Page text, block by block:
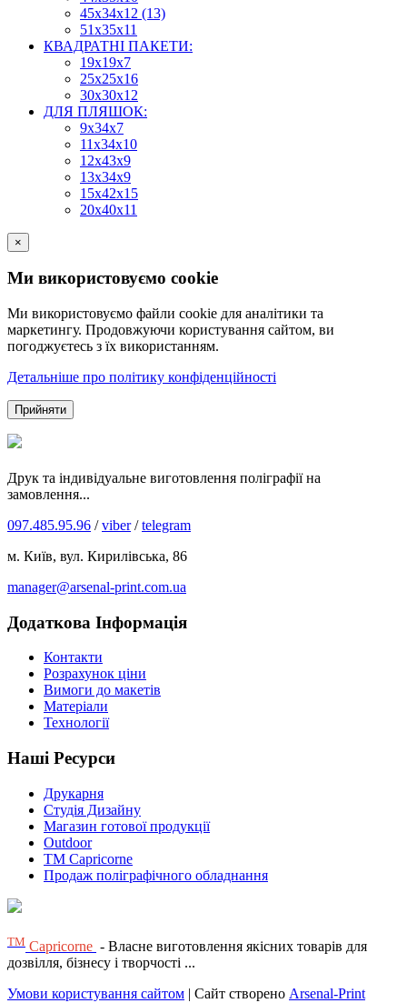
45х34х12 (13)
51х35х11
КВАДРАТНІ ПАКЕТИ:
19х19х7
25х25х16
30х30х12
ДЛЯ ПЛЯШОК:
9х34х7
11х34х10
12х43х9
13х34х9
15х42х15
20х40х11
×
Ми використовуємо cookie
Ми використовуємо файли cookie для аналітики та
маркетингу. Продовжуючи користування сайтом, ви
погоджуєтесь з їх використанням.
Детальніше про політику конфіденційності
Прийняти
Друк та індивідуальне виготовлення поліграфії на
замовлення...
097.485.95.96 /viber/telegram
м. Київ, вул. Кирилівська, 86
manager@arsenal-print.com.ua
Додаткова Інформація
Контакти
Розрахунок ціни
Вимоги до макетів
Матеріали
Технології
Наші Ресурси
Друкарня
Студія Дизайну
Магазин готової продукції
Outdoor
TM Capricorne
Продаж поліграфічного обладнання
ТМ Capricorne - Власне виготовлення якісних товарів для
дозвілля, бізнесу і творчості ...
Умови користування сайтом | Сайт створено Arsenal-Print